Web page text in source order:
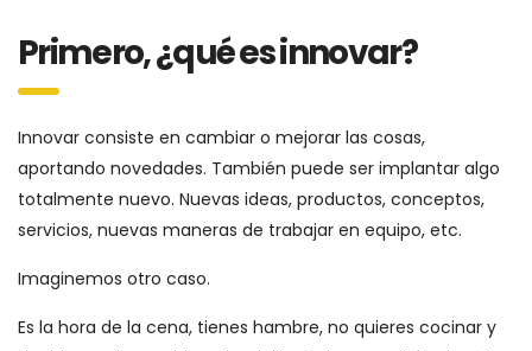
Primero, ¿qué es innovar?
Innovar consiste en cambiar o mejorar las cosas,
aportando novedades. También puede ser implantar algo
totalmente nuevo. Nuevas ideas, productos, conceptos,
servicios, nuevas maneras de trabajar en equipo, etc.
Imaginemos otro caso.
Es la hora de la cena, tienes hambre, no quieres cocinar y